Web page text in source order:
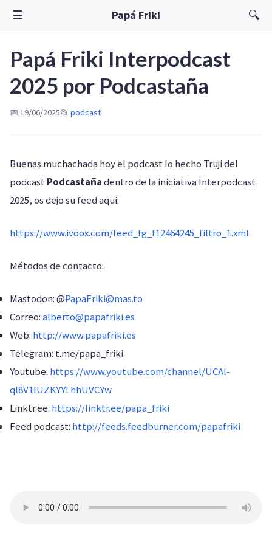
☰ Papá Friki 🔍
Papá Friki Interpodcast
2025 por Podcastaña
📅 19/06/2025📂 podcast
Buenas muchachada hoy el podcast lo hecho Truji del
podcastPodcastañadentro de la iniciativa Interpodcast
2025, os dejo su feed aqui:
https://www.ivoox.com/feed_fg_f12464245_filtro_1.xml
Métodos de contacto:
Mastodon: @PapaFriki@mas.to
Correo:alberto@papafriki.es
Web: http://www.papafriki.es
Telegram: t.me/papa_friki
Youtube: https://www.youtube.com/channel/UCAl-
ql8V1IUZKYYLhhUVCYw
Linktr.ee: https://linktr.ee/papa_friki
Feed podcast: http://feeds.feedburner.com/papafriki